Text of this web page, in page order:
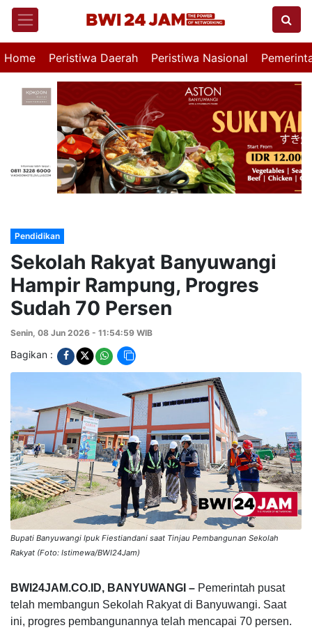
Home Peristiwa Daerah Peristiwa Nasional
Pendidikan
Sekolah Rakyat Banyuwangi
Hampir Rampung, Progres
Sudah 70 Persen
Senin, 08 Jun 2026 - 11:54:59 WIB
Bagikan :
Bupati Banyuwangi Ipuk Fiestiandani saat Tinjau Pembangunan Sekolah
Rakyat (Foto: Istimewa/BWI24Jam)
BWI24JAM.CO.ID, BANYUWANGI – Pemerintah pusat
telah membangun Sekolah Rakyat di Banyuwangi. Saat
ini, progres pembangunannya telah mencapai 70 persen.